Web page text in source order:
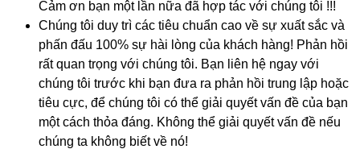
Cảm ơn bạn một lần nữa đã hợp tác với chúng tôi !!!
Chúng tôi duy trì các tiêu chuẩn cao về sự xuất sắc và
phấn đấu 100% sự hài lòng của khách hàng! Phản hồi
rất quan trọng với chúng tôi. Bạn liên hệ ngay với
chúng tôi trước khi bạn đưa ra phản hồi trung lập hoặc
tiêu cực, để chúng tôi có thể giải quyết vấn đề của bạn
một cách thỏa đáng. Không thể giải quyết vấn đề nếu
chúng ta không biết về nó!